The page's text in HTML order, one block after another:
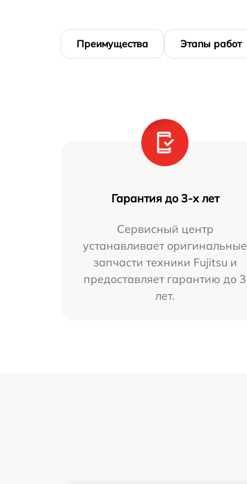
Преимущества Этапы работ
Гарантия до 3-х лет
Сервисный центр
устанавливает оригинальные
запчасти техники Fujitsu и
предоставляет гарантию до 3
лет.